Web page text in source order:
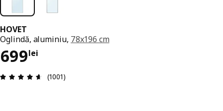
HOVET
Oglindă, aluminiu, 78x196 cm
699lei
Preț 699lei
Prezentare generală: 4.6 din 5 stele Total
(1001)